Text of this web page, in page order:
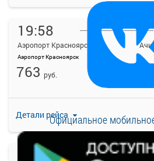
19:58
Аэропорт Красноярск
Аэропорт Красноярск
Детали рейса
763 руб.
20:37
Официальное